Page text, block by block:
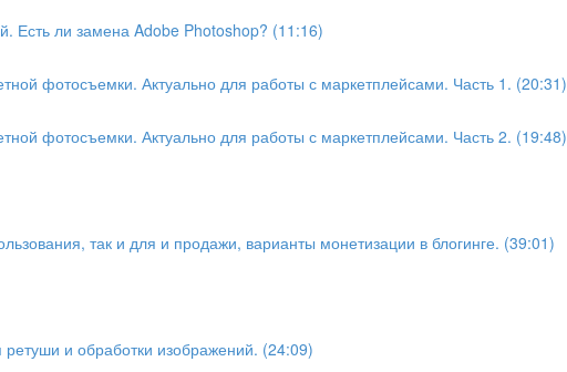
Есть ли замена Adobe Photoshop? (11:16)
фотосъемки. Актуально для работы с маркетплейсами. Часть 1. (20:31)
фотосъемки. Актуально для работы с маркетплейсами. Часть 2. (19:48)
так и для и продажи, варианты монетизации в блогинге. (39:01)
и обработки изображений. (24:09)